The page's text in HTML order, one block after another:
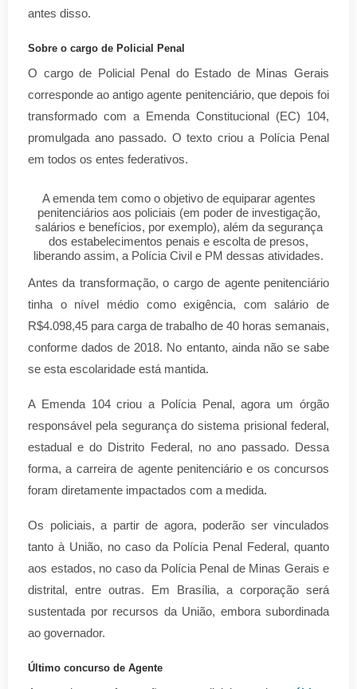
antes disso.
Sobre o cargo de Policial Penal
O cargo de Policial Penal do Estado de Minas Gerais
corresponde ao antigo agente penitenciário, que depois foi
transformado com a Emenda Constitucional (EC) 104,
promulgada ano passado. O texto criou a Polícia Penal
em todos os entes federativos.
A emenda tem como o objetivo de equiparar agentes
penitenciários aos policiais (em poder de investigação,
salários e benefícios, por exemplo), além da segurança
dos estabelecimentos penais e escolta de presos,
liberando assim, a Polícia Civil e PM dessas atividades.
Antes da transformação, o cargo de agente penitenciário
tinha o nível médio como exigência, com salário de
R$4.098,45 para carga de trabalho de 40 horas semanais,
conforme dados de 2018. No entanto, ainda não se sabe
se esta escolaridade está mantida.
A Emenda 104 criou a Polícia Penal, agora um órgão
responsável pela segurança do sistema prisional federal,
estadual e do Distrito Federal, no ano passado. Dessa
forma, a carreira de agente penitenciário e os concursos
foram diretamente impactados com a medida.
Os policiais, a partir de agora, poderão ser vinculados
tanto à União, no caso da Polícia Penal Federal, quanto
aos estados, no caso da Polícia Penal de Minas Gerais e
distrital, entre outras. Em Brasília, a corporação será
sustentada por recursos da União, embora subordinada
ao governador.
Último concurso de Agente